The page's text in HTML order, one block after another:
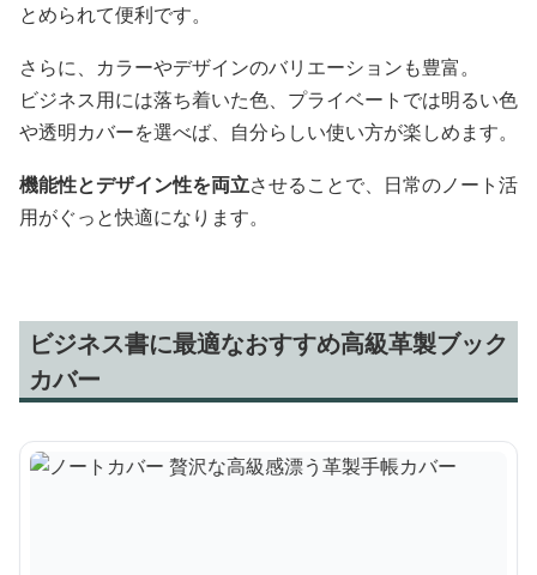
とめられて便利です。
さらに、カラーやデザインのバリエーションも豊富。
ビジネス用には落ち着いた色、プライベートでは明るい色
や透明カバーを選べば、自分らしい使い方が楽しめます。
機能性とデザイン性を両立させることで、日常のノート活
用がぐっと快適になります。
ビジネス書に最適なおすすめ高級革製ブック
カバー